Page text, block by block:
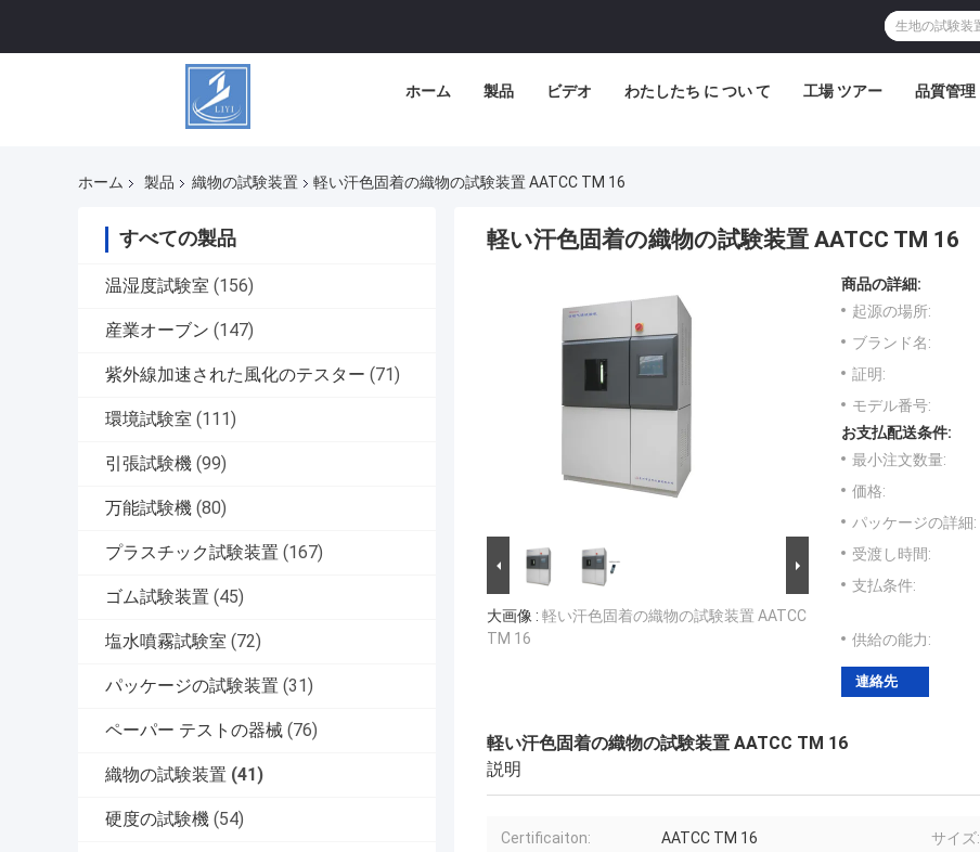
ホーム 製品 ビデオ わたしたち に つい て 工場 ツアー 品質管理
ホーム 製品 織物の試験装置 軽い汗色固着の織物の試験装置 AATCC TM 16
すべての製品
温湿度試験室 (156)
産業オーブン (147)
紫外線加速された風化のテスター (71)
環境試験室 (111)
引張試験機 (99)
万能試験機 (80)
プラスチック試験装置 (167)
ゴム試験装置 (45)
塩水噴霧試験室 (72)
パッケージの試験装置 (31)
ペーパー テストの器械 (76)
織物の試験装置 (41)
硬度の試験機 (54)
軽い汗色固着の織物の試験装置 AATCC TM 16
大画像 : 軽い汗色固着の織物の試験装置 AATCC
TM 16
商品の詳細:
起源の場所:
ブランド名:
証明:
モデル番号:
お支払配送条件:
最小注文数量:
価格:
パッケージの詳細:
受渡し時間:
支払条件:
供給の能力:
連絡先
軽い汗色固着の織物の試験装置 AATCC TM 16
説明
Certificaiton: AATCC TM 16 サイズ: